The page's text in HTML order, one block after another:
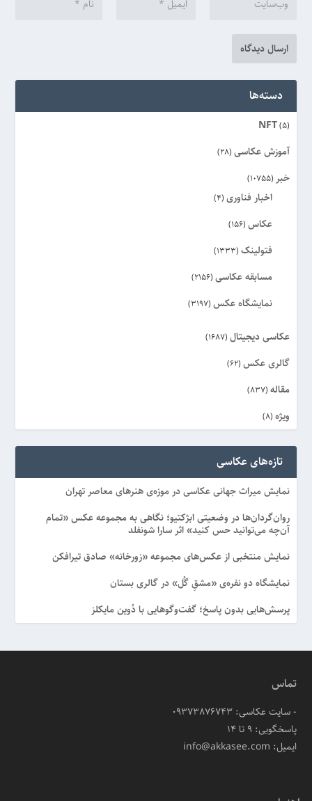
دسته‌ها
NFT(5)
آموزش عکاسی (28)
خبر (10755)
اخبار فناوری (4)
عکاس (156)
فتولینک (1333)
مسابقه عکاسی (2156)
نمایشگاه عکس (3197)
عکاسی دیجیتال (1687)
گالری عکس (62)
مقاله (837)
ویژه (8)
تازه‌های عکاسی
نمایش میراث جهانی عکاسی در موزه‌ی هنرهای معاصر تهران
روان‌گردان‌ها در وضعیتی ابژکتیو؛ نگاهی به مجموعه عکس «تمام
آن‌چه می‌توانید حس کنید» اثر سارا شونفلد
نمایش منتخبی از عکس‌های مجموعه «زورخانه» صادق تیرافکن
نمایشگاه دو نفره‌ی «مشقِ گُل» در گالری بستان
پرسش‌هایی بدون پاسخ؛ گفت‌وگوهایی با دُوین مایکلز
تماس
- سایت عکاسی: 09373876743
پاسخگویی: ۹ تا ۱۴
ایمیل: info@akkasee.com